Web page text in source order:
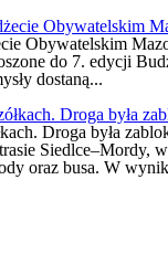
Obywatelskim
do 7. edycji
dostaną...
Droga była
Siedlce–Mordy, w
oraz busa. W